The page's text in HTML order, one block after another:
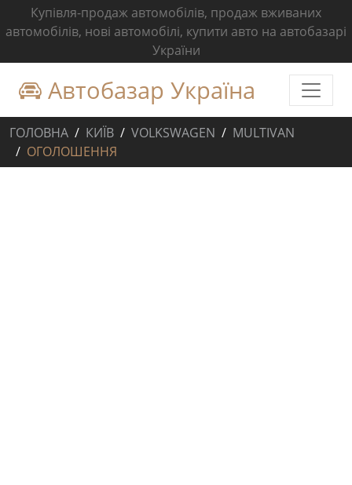
Купівля-продаж автомобілів, продаж вживаних
автомобілів, нові автомобілі, купити авто на автобазарі
України
Автобазар Україна
ГОЛОВНА КИЇВ VOLKSWAGEN
MULTIVAN
ОГОЛОШЕННЯ